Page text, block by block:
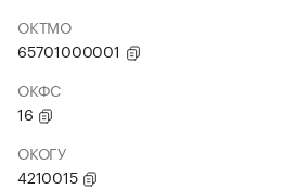
ОКТМО
65701000001
ОКФС
16
ОКОГУ
4210015